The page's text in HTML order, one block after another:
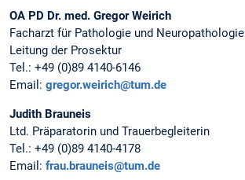
OA PD Dr. med. Gregor Weirich
Facharzt für Pathologie und Neuropathologie
Leitung der Prosektur
Tel.: +49 (0)89 4140-6146
Email: gregor.weirich@tum.de
Judith Brauneis
Ltd. Präparatorin und Trauerbegleiterin
Tel.: +49 (0)89 4140-4178
Email: frau.brauneis@tum.de